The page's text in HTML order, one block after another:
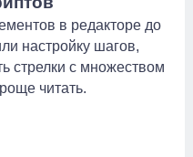
в редакторе до
настройку шагов,
стрелки с множеством
читать.